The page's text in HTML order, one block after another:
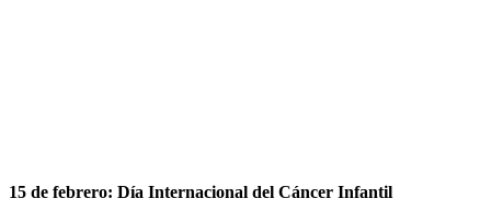
15 de febrero: Día Internacional del Cáncer Infantil